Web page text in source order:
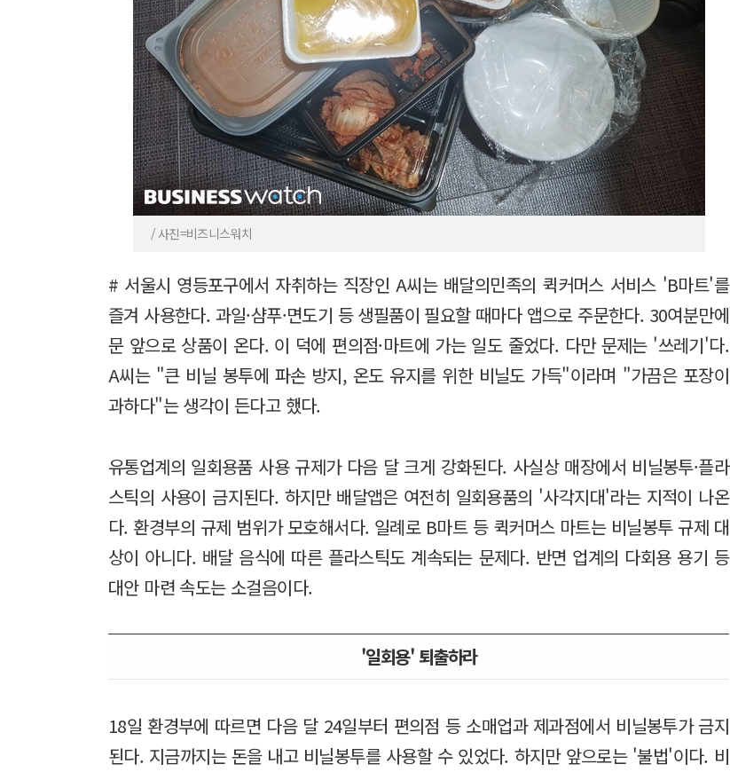
/ 사진=비즈니스워치
# 서울시 영등포구에서 자취하는 직장인 A씨는 배달의민족의 퀵커머스 서비스 'B마트'를
즐겨 사용한다. 과일·샴푸·면도기 등 생필품이 필요할 때마다 앱으로 주문한다. 30여분만에
문 앞으로 상품이 온다. 이 덕에 편의점·마트에 가는 일도 줄었다. 다만 문제는 '쓰레기'다.
A씨는 "큰 비닐 봉투에 파손 방지, 온도 유지를 위한 비닐도 가득"이라며 "가끔은 포장이
과하다"는 생각이 든다고 했다.
유통업계의 일회용품 사용 규제가 다음 달 크게 강화된다. 사실상 매장에서 비닐봉투·플라
스틱의 사용이 금지된다. 하지만 배달앱은 여전히 일회용품의 '사각지대'라는 지적이 나온
다. 환경부의 규제 범위가 모호해서다. 일례로 B마트 등 퀵커머스 마트는 비닐봉투 규제 대
상이 아니다. 배달 음식에 따른 플라스틱도 계속되는 문제다. 반면 업계의 다회용 용기 등
대안 마련 속도는 소걸음이다.
'일회용' 퇴출하라
18일 환경부에 따르면 다음 달 24일부터 편의점 등 소매업과 제과점에서 비닐봉투가 금지
된다. 지금까지는 돈을 내고 비닐봉투를 사용할 수 있었다. 하지만 앞으로는 '불법'이다. 비